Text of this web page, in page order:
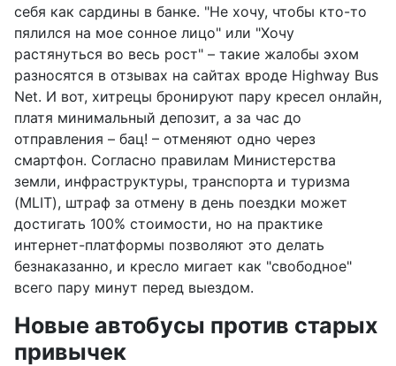
себя как сардины в банке. "Не хочу, чтобы кто-то
пялился на мое сонное лицо" или "Хочу
растянуться во весь рост" – такие жалобы эхом
разносятся в отзывах на сайтах вроде Highway Bus
Net. И вот, хитрецы бронируют пару кресел онлайн,
платя минимальный депозит, а за час до
отправления – бац! – отменяют одно через
смартфон. Согласно правилам Министерства
земли, инфраструктуры, транспорта и туризма
(MLIT), штраф за отмену в день поездки может
достигать 100% стоимости, но на практике
интернет-платформы позволяют это делать
безнаказанно, и кресло мигает как "свободное"
всего пару минут перед выездом.
Новые автобусы против старых
привычек